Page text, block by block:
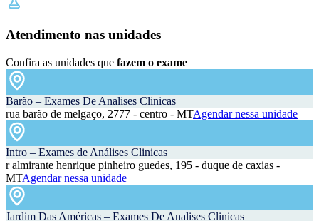
Atendimento nas unidades
Confira as unidades que fazem o exame
Barão – Exames De Analises Clinicas
rua barão de melgaço, 2777 - centro - MTAgendar nessa unidade
Intro – Exames de Análises Clinicas
r almirante henrique pinheiro guedes, 195 - duque de caxias -
MTAgendar nessa unidade
Jardim Das Américas – Exames De Analises Clinicas